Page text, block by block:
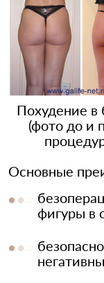
Похудение в
(фото до и
Основные
фигуры в